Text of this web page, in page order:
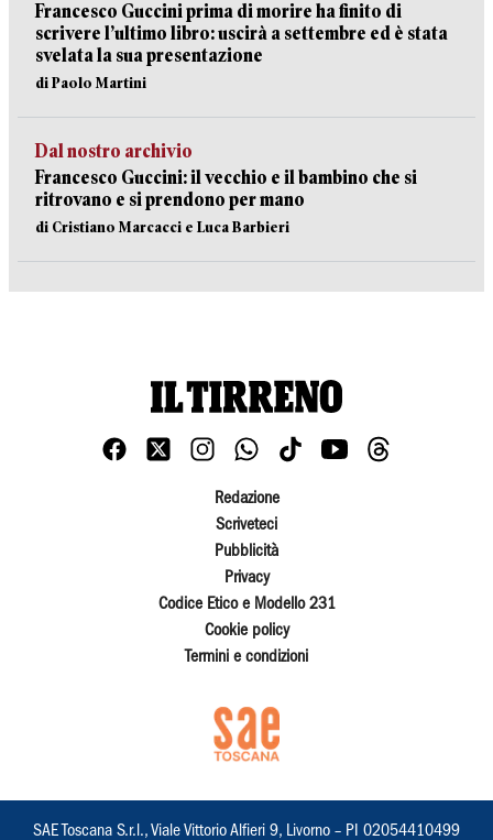
Francesco Guccini prima di morire ha finito di
scrivere l’ultimo libro: uscirà a settembre ed è stata
svelata la sua presentazione
di Paolo Martini
Dal nostro archivio
Francesco Guccini: il vecchio e il bambino che si
ritrovano e si prendono per mano
di Cristiano Marcacci e Luca Barbieri
Redazione
Scriveteci
Pubblicità
Privacy
Codice Etico e Modello 231
Cookie policy
Termini e condizioni
SAE Toscana S.r.l., Viale Vittorio Alfieri 9, Livorno – PI 02054410499